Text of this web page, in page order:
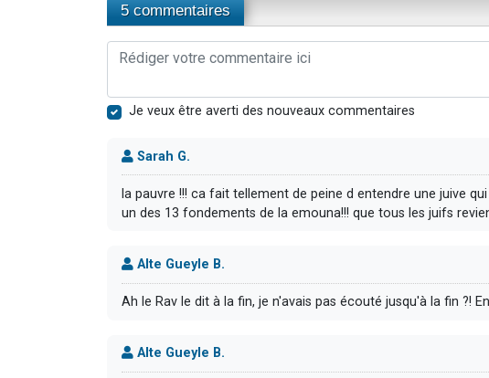
5 commentaires
Je veux être averti des nouveaux commentaires
Sarah G.
la pauvre !!! ca fait tellement de peine d entendre une juive
un des 13 fondements de la emouna!!! que tous les juifs
Alte Gueyle B.
Ah le Rav le dit à la fin, je n'avais pas écouté jusqu'à la fin ?!
Alte Gueyle B.